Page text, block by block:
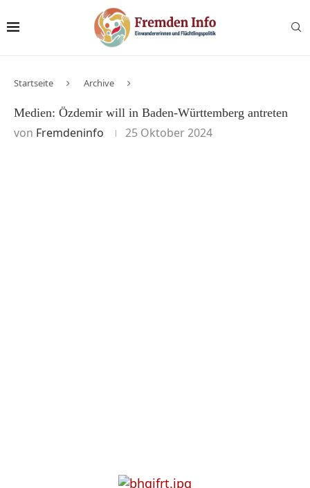
Startseite Archive
Medien: Özdemir will in Baden-Württemberg antreten
von Fremdeninfo 25 Oktober 2024